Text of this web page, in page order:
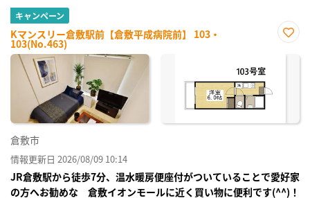
キャンペーン
Kマンスリー倉敷駅前【倉敷平成病院前】 103・
103(No.463)
に入
倉敷市
情報更新日 2026/08/09 10:14
JR倉敷駅から徒歩7分、温水暖房便座付がついていることで愛好家
の方へお勧めな 倉敷イオンモールに近く買い物に便利です(^^)！